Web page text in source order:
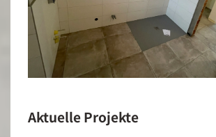
Aktuelle Projekte